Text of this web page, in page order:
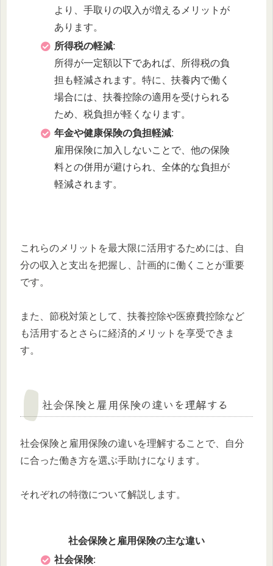
より、手取りの収入が増えるメリットが
あります。
所得税の軽減:
所得が一定額以下であれば、所得税の負
担も軽減されます。特に、扶養内で働く
場合には、扶養控除の適用を受けられる
ため、税負担が軽くなります。
年金や健康保険の負担軽減:
雇用保険に加入しないことで、他の保険
料との併用が避けられ、全体的な負担が
軽減されます。
これらのメリットを最大限に活用するためには、自
分の収入と支出を把握し、計画的に働くことが重要
です。
また、節税対策として、扶養控除や医療費控除など
も活用するとさらに経済的メリットを享受できま
す。
社会保険と雇用保険の違いを理解する
社会保険と雇用保険の違いを理解することで、自分
に合った働き方を選ぶ手助けになります。
それぞれの特徴について解説します。
社会保険と雇用保険の主な違い
社会保険: